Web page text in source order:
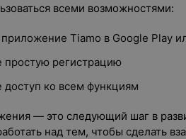
всеми возможностями:
Tiamo в Google Play
простую регистрацию
доступ ко всем функциям
— это следующий шаг в
над тем, чтобы сделать